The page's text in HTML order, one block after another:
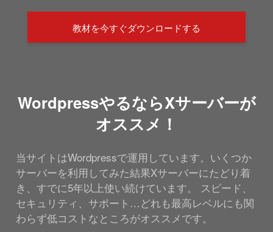
教材を今すぐダウンロードする
WordpressやるならXサーバーが
オススメ！
当サイトはWordpressで運用しています。いくつか
サーバーを利用してみた結果Xサーバーにたどり着
き、すでに5年以上使い続けています。 スピード、
セキュリティ、サポート…どれも最高レベルにも関
わらず低コストなところがオススメです。